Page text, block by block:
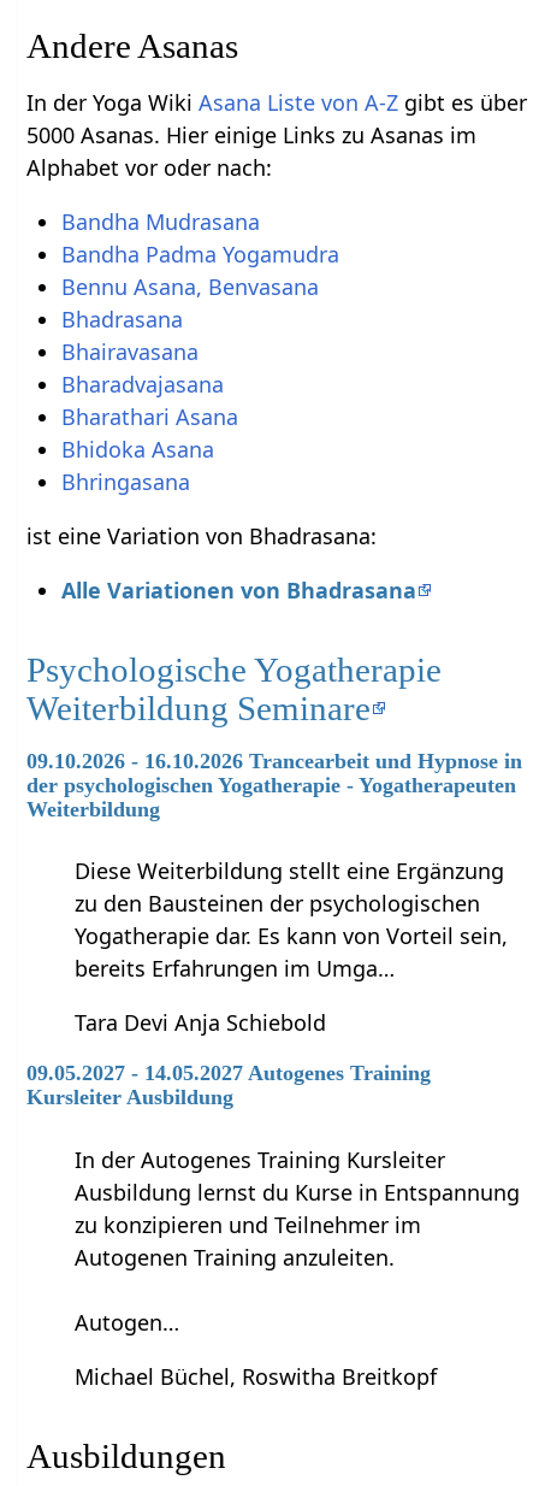
Andere Asanas
In der Yoga WikiAsana Liste von A-Z gibt es über
5000 Asanas. Hier einige Links zu Asanas im
Alphabet vor oder nach:
Bandha Mudrasana
Bandha Padma Yogamudra
Bennu Asana, Benvasana
Bhadrasana
Bhairavasana
Bharadvajasana
Bharathari Asana
Bhidoka Asana
Bhringasana
ist eine Variation von Bhadrasana:
Alle Variationen von Bhadrasana
Psychologische Yogatherapie
Weiterbildung Seminare
09.10.2026 - 16.10.2026 Trancearbeit und Hypnose in
der psychologischen Yogatherapie - Yogatherapeuten
Weiterbildung
Diese Weiterbildung stellt eine Ergänzung
zu den Bausteinen der psychologischen
Yogatherapie dar. Es kann von Vorteil sein,
bereits Erfahrungen im Umga…
Tara Devi Anja Schiebold
09.05.2027 - 14.05.2027 Autogenes Training
Kursleiter Ausbildung
In der Autogenes Training Kursleiter
Ausbildung lernst du Kurse in Entspannung
zu konzipieren und Teilnehmer im
Autogenen Training anzuleiten.
Autogen…
Michael Büchel, Roswitha Breitkopf
Ausbildungen